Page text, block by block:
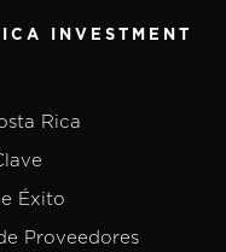
INVESTMENT
Rica
Éxito
Proveedores